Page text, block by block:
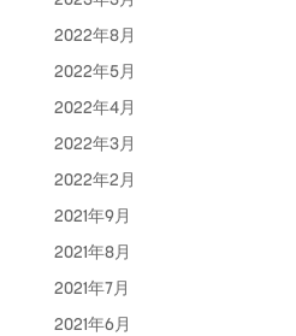
2022年8月
2022年5月
2022年4月
2022年3月
2022年2月
2021年9月
2021年8月
2021年7月
2021年6月